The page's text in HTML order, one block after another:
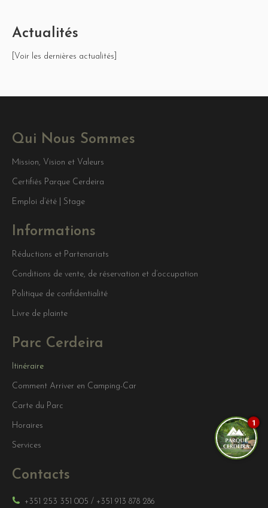
Actualités
[Voir les dernières actualités]
Qui Nous Sommes
Mission, Vision et Valeurs
Certifiés Parque Cerdeira
Emploi d’été | Stage
Informations
Réductions et Partenariats
Conditions de vente, de réservation et d’occupation
Politique de confidentialité
Livre de plainte
Parc Cerdeira
Itinéraire
Comment Arriver en Camping-Car
Carte du Parc
Horaires
Services
Contacts
+351 253 351 005 / +351 913 878 286
1